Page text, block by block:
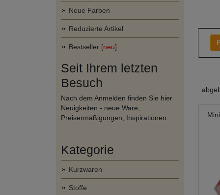
Neue Farben
Reduzierte Artikel
Bestseller [neu]
Seit Ihrem letzten
Besuch
Nach dem Anmelden finden Sie hier
Neuigkeiten - neue Ware,
Preisermäßigungen, Inspirationen.
Kategorie
Kurzwaren
Stoffe